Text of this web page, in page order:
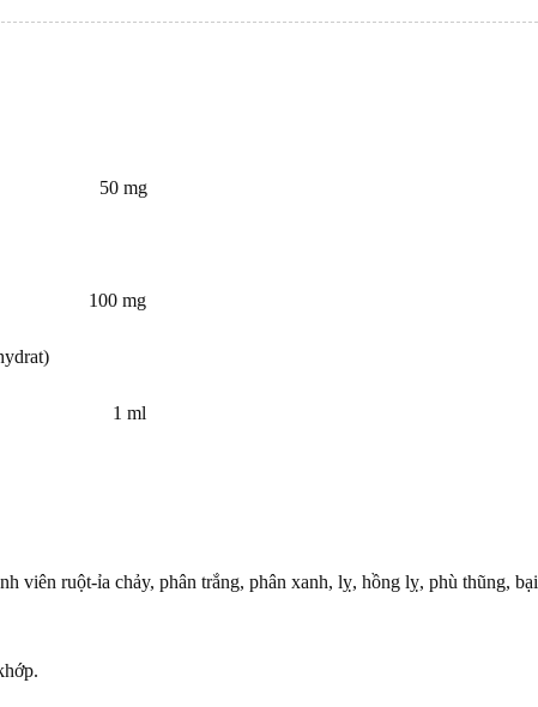
viên ruột-ỉa chảy, phân trắng, phân xanh, lỵ, hồng lỵ, phù thũng, bại